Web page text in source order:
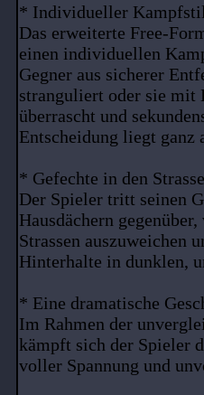
* Individueller
Das erweiterte Free-
einen individuellen
Gegner aus sicherer
stranguliert oder sie mit
überrascht und
Entscheidung liegt
* Gefechte in den
Der Spieler tritt seinen
Hausdächern
Strassen auszuweichen
Hinterhalte in dunklen,
* Eine dramatische
Im Rahmen der
kämpft sich der Spieler
voller Spannung und